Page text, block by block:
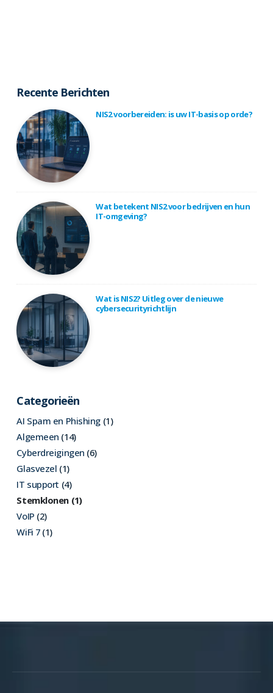
Recente Berichten
NIS2 voorbereiden: is uw IT-basis op orde?
Wat betekent NIS2 voor bedrijven en hun
IT-omgeving?
Wat is NIS2? Uitleg over de nieuwe
cybersecurityrichtlijn
Categorieën
AI Spam en Phishing(1)
Algemeen (14)
Cyberdreigingen (6)
Glasvezel (1)
IT support (4)
Stemklonen(1)
VoIP (2)
WiFi 7(1)